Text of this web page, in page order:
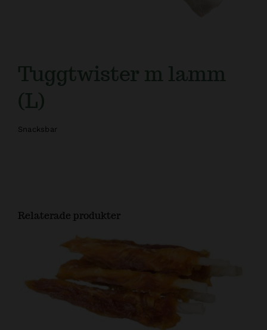
Tuggtwister m lamm
(L)
Snacksbar
Relaterade produkter